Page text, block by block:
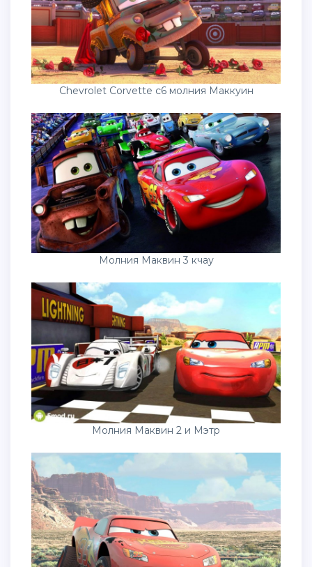
Chevrolet Corvette c6 молния Маккуин
Молния Маквин 3 кчау
Молния Маквин 2 и Мэтр